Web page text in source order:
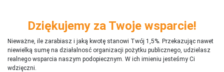
Dziękujemy za Twoje wsparcie!
Nieważne, ile zarabiasz i jaką kwotę stanowi Twój 1,5%. Przekazując nawet
niewielką sumę na działalnosć organizacji pożytku publicznego, udzielasz
realnego wsparcia naszym podopiecznym. W ich imieniu jesteśmy Ci
wdzięczni.